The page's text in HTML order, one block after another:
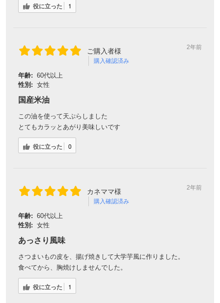
役に立った 1
ご購入者様
購入確認済み
2年前
年齢: 60代以上
性別: 女性
国産米油
この油を使って天ぷらしました
とてもカラッとあがり美味しいです
役に立った 0
カネママ様
購入確認済み
2年前
年齢: 60代以上
性別: 女性
あっさり風味
さつまいもの皮を、揚げ焼きして大学芋風に作りました。
食べてから、胸焼けしませんでした。
役に立った 1